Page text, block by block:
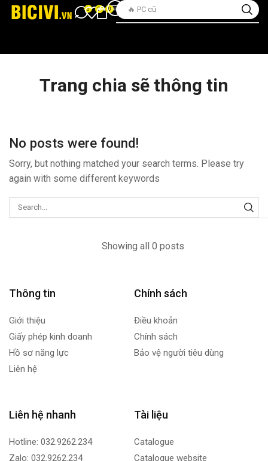
🔥 PC cũ
0 0 0
Trang chia sẽ thông tin
No posts were found!
Sorry, but nothing matched your search terms. Please try
again with some different keywords
Showing all 0 posts
Thông tin
Giới thiệu
Giấy phép kinh doanh
Hồ sơ năng lực
Liên hệ
Chính sách
Điều khoản
Chính sách
Bảo vệ người tiêu dùng
Liên hệ nhanh
Hotline: 032.9262.234
Zalo: 032.9262.234
Tài liệu
Catalogue
Catalogue website